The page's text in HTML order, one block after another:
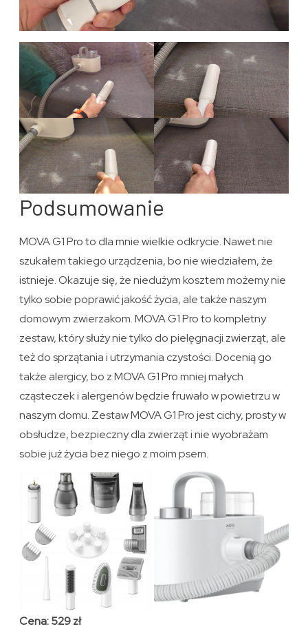
Podsumowanie
MOVA G1 Pro to dla mnie wielkie odkrycie. Nawet nie
szukałem takiego urządzenia, bo nie wiedziałem, że
istnieje. Okazuje się, że niedużym kosztem możemy nie
tylko sobie poprawić jakość życia, ale także naszym
domowym zwierzakom. MOVA G1 Pro to kompletny
zestaw, który służy nie tylko do pielęgnacji zwierząt, ale
też do sprzątania i utrzymania czystości. Docenią go
także alergicy, bo z MOVA G1 Pro mniej małych
cząsteczek i alergenów będzie fruwało w powietrzu w
naszym domu. Zestaw MOVA G1 Pro jest cichy, prosty w
obsłudze, bezpieczny dla zwierząt i nie wyobrażam
sobie już życia bez niego z moim psem.
Cena: 529 zł